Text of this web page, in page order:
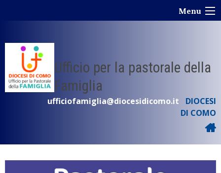
Menu
Ufficio per la pastorale della
Famiglia
ufficiofamiglia@diocesidicomo.it
DIOCESI
DI COMO